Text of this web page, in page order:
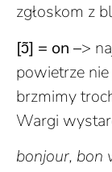
zgłoskom z
[ɔ̃] = on –>
powietrze
brzmimy
Wargi
bonjour, bon